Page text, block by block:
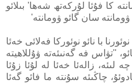
كا فۇئا لۇركەتھ شەھا' بىلائو
سان گائو ۋومانتە'
با نائو نوئوركا فەلائى خەئا
''تۋاس فە گەنىئەتە ۋۇللاھيتە
لىئە، زالەئا خەئا لە لۇئا زۇئا
چاڭىئە سۇنتە ما فائو گەئا